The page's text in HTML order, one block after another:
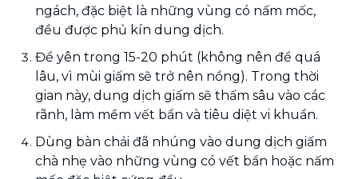
ngách, đặc biệt là những vùng có nấm mốc,
đều được phủ kín dung dịch.
Để yên trong 15-20 phút (không nên để quá
lâu, vì mùi giấm sẽ trở nên nồng). Trong thời
gian này, dung dịch giấm sẽ thấm sâu vào các
rãnh, làm mềm vết bẩn và tiêu diệt vi khuẩn.
Dùng bàn chải đã nhúng vào dung dịch giấm
chà nhẹ vào những vùng có vết bẩn hoặc nấm